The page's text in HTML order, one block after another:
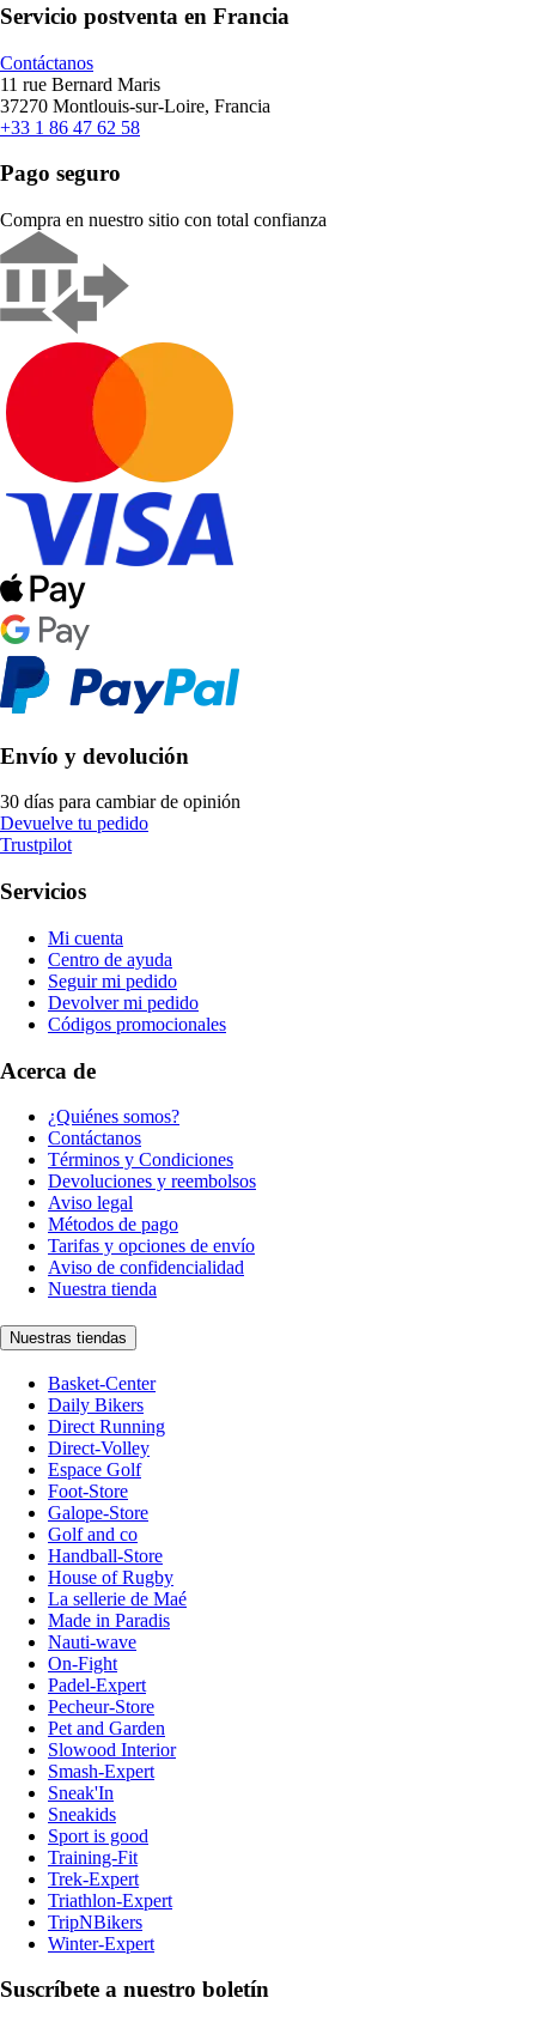
Servicio postventa en Francia
Contáctanos
11 rue Bernard Maris
37270 Montlouis-sur-Loire, Francia
+33 1 86 47 62 58
Pago seguro
Compra en nuestro sitio con total confianza
Envío y devolución
30 días para cambiar de opinión
Devuelve tu pedido
Trustpilot
Servicios
Mi cuenta
Centro de ayuda
Seguir mi pedido
Devolver mi pedido
Códigos promocionales
Acerca de
¿Quiénes somos?
Contáctanos
Términos y Condiciones
Devoluciones y reembolsos
Aviso legal
Métodos de pago
Tarifas y opciones de envío
Aviso de confidencialidad
Nuestra tienda
Nuestras tiendas
Basket-Center
Daily Bikers
Direct Running
Direct-Volley
Espace Golf
Foot-Store
Galope-Store
Golf and co
Handball-Store
House of Rugby
La sellerie de Maé
Made in Paradis
Nauti-wave
On-Fight
Padel-Expert
Pecheur-Store
Pet and Garden
Slowood Interior
Smash-Expert
Sneak'In
Sneakids
Sport is good
Training-Fit
Trek-Expert
Triathlon-Expert
TripNBikers
Winter-Expert
Suscríbete a nuestro boletín